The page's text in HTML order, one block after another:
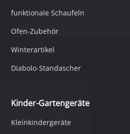
funktionale Schaufeln
Ofen-Zubehör
Winterartikel
Diabolo-Standascher
Kinder-Gartengeräte
Kleinkindergeräte